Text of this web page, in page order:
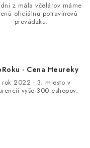
z mála včelárov máme
oficiálnu potravinovú
prevádzku.
- Cena Heureky
rok 2022 - 3. miesto v
vyše 300 eshopov.